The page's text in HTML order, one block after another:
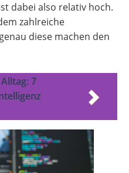
dabei also relativ hoch.
zahlreiche
diese machen den
7